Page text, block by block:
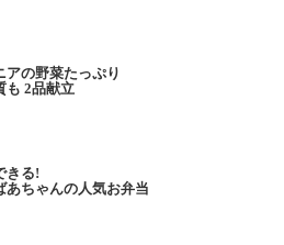
アの野菜たっぷり
も 2品献立
きる!
あちゃんの人気お弁当